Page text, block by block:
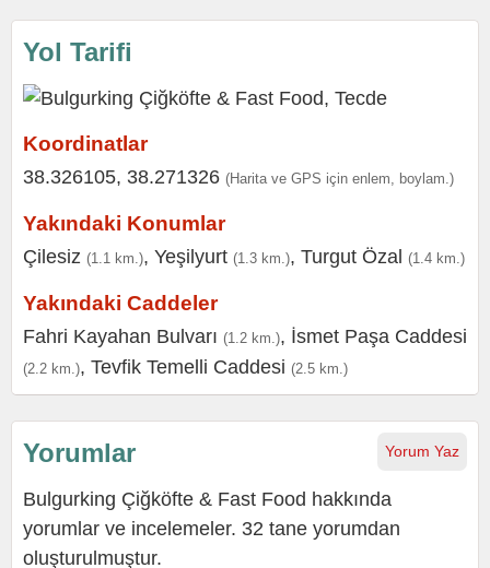
Yol Tarifi
Koordinatlar
38.326105, 38.271326 (Harita ve GPS için enlem, boylam.)
Yakındaki Konumlar
Çilesiz (1.1 km.), Yeşilyurt (1.3 km.), Turgut Özal (1.4 km.)
Yakındaki Caddeler
Fahri Kayahan Bulvarı (1.2 km.), İsmet Paşa Caddesi
(2.2 km.), Tevfik Temelli Caddesi (2.5 km.)
Yorum Yaz
Yorumlar
Bulgurking Çiğköfte & Fast Food hakkında
yorumlar ve incelemeler. 32 tane yorumdan
oluşturulmuştur.